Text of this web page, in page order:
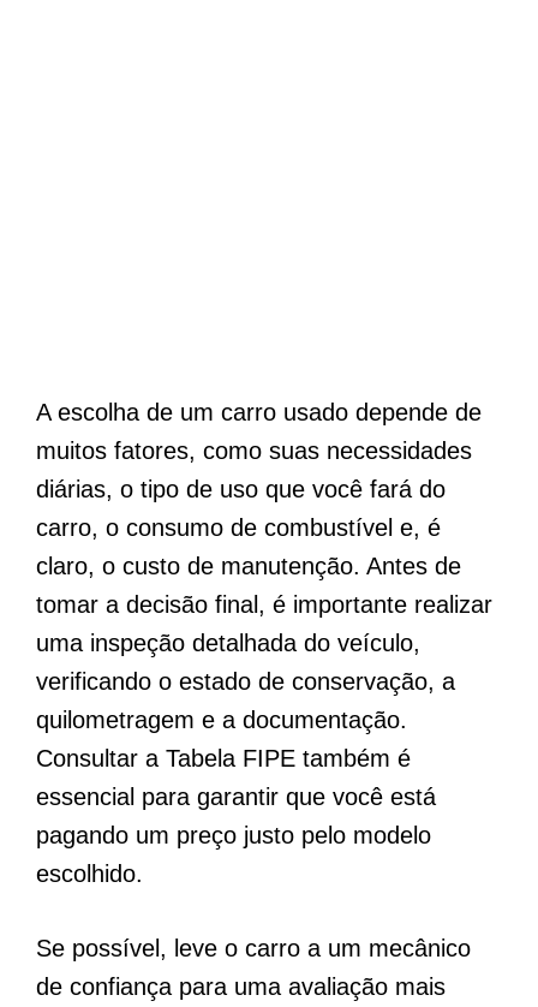
A escolha de um carro usado depende de
muitos fatores, como suas necessidades
diárias, o tipo de uso que você fará do
carro, o consumo de combustível e, é
claro, o custo de manutenção. Antes de
tomar a decisão final, é importante realizar
uma inspeção detalhada do veículo,
verificando o estado de conservação, a
quilometragem e a documentação.
Consultar a Tabela FIPE também é
essencial para garantir que você está
pagando um preço justo pelo modelo
escolhido.
Se possível, leve o carro a um mecânico
de confiança para uma avaliação mais